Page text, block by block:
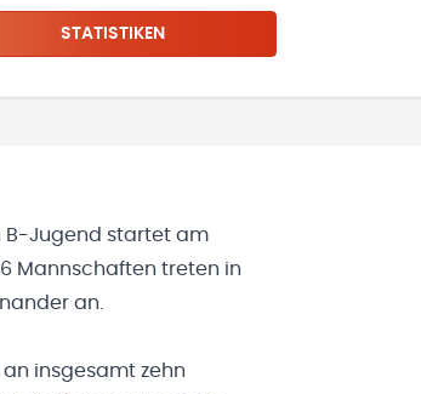
STATISTIKEN
B-Jugend startet am
Mannschaften treten in
an.
insgesamt zehn